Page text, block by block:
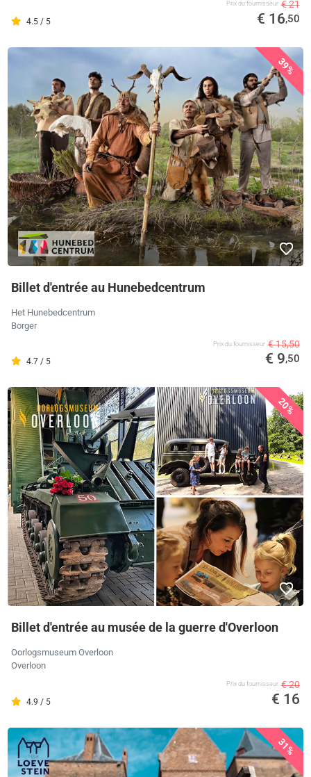
4.5 / 5
Prix ​​du fournisseur € 21
€ 16,50
39%
Billet d'entrée au Hunebedcentrum
Het Hunebedcentrum
Borger
4.7 / 5
Prix ​​du fournisseur € 15,50
€ 9,50
20%
Billet d'entrée au musée de la guerre d'Overloon
Oorlogsmuseum Overloon
Overloon
4.9 / 5
Prix ​​du fournisseur € 20
€ 16
31%